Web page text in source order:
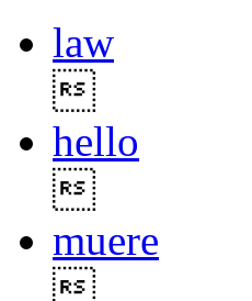
law
hello
muere